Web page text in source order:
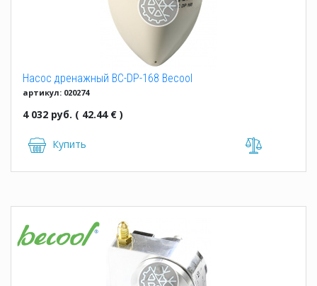
Насос дренажный BC-DP-168 Becool
артикул: 020274
4 032 руб. ( 42.44 € )
Купить